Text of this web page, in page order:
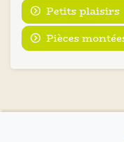
Petits plaisirs
Pièces